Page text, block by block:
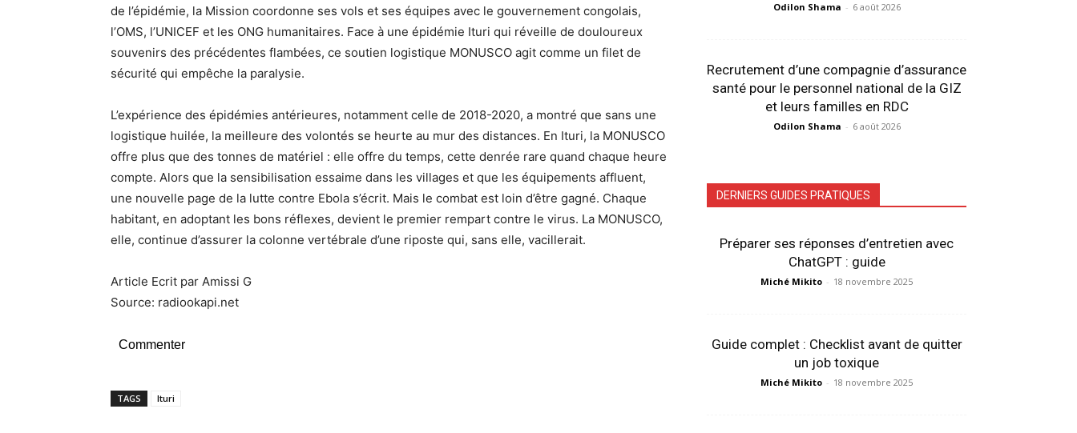
de l’épidémie, la Mission coordonne ses vols et ses équipes avec le gouvernement congolais,
l’OMS, l’UNICEF et les ONG humanitaires. Face à une épidémie Ituri qui réveille de douloureux
souvenirs des précédentes flambées, ce soutien logistique MONUSCO agit comme un filet de
sécurité qui empêche la paralysie.
L’expérience des épidémies antérieures, notamment celle de 2018-2020, a montré que sans une
logistique huilée, la meilleure des volontés se heurte au mur des distances. En Ituri, la MONUSCO
offre plus que des tonnes de matériel : elle offre du temps, cette denrée rare quand chaque heure
compte. Alors que la sensibilisation essaime dans les villages et que les équipements affluent,
une nouvelle page de la lutte contre Ebola s’écrit. Mais le combat est loin d’être gagné. Chaque
habitant, en adoptant les bons réflexes, devient le premier rempart contre le virus. La MONUSCO,
elle, continue d’assurer la colonne vertébrale d’une riposte qui, sans elle, vacillerait.
Article Ecrit par Amissi G
Source: radiookapi.net
Commenter
TAGS Ituri
Odilon Shama - 6 août 2026
Recrutement d’une compagnie d’assurance
santé pour le personnel national de la GIZ
et leurs familles en RDC
Odilon Shama - 6 août 2026
DERNIERS GUIDES PRATIQUES
Préparer ses réponses d’entretien avec
ChatGPT : guide
Miché Mikito - 18 novembre 2025
Guide complet : Checklist avant de quitter
un job toxique
Miché Mikito - 18 novembre 2025